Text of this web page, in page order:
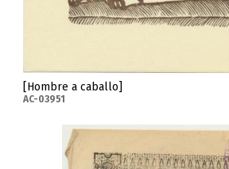
[Hombre a caballo]
AC-03951